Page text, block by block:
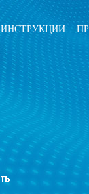
ИНСТРУКЦИИ